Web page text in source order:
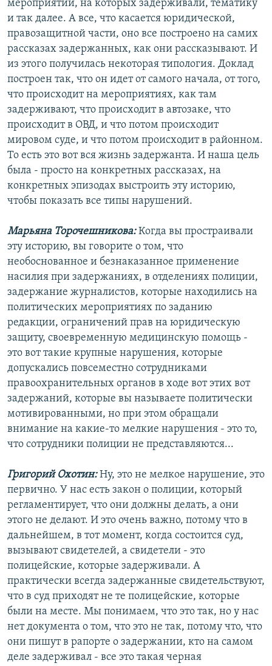
мероприятий, на которых задерживали, тематику
и так далее. А все, что касается юридической,
правозащитной части, оно все построено на самих
рассказах задержанных, как они рассказывают. И
из этого получилась некоторая типология. Доклад
построен так, что он идет от самого начала, от того,
что происходит на мероприятиях, как там
задерживают, что происходит в автозаке, что
происходит в ОВД, и что потом происходит
мировом суде, и что потом происходит в районном.
То есть это вот вся жизнь задержанта. И наша цель
была - просто на конкретных рассказах, на
конкретных эпизодах выстроить эту историю,
чтобы показать все типы нарушений.
Марьяна Торочешникова:Когда вы простраивали
эту историю, вы говорите о том, что
необоснованное и безнаказанное применение
насилия при задержаниях, в отделениях полиции,
задержание журналистов, которые находились на
политических мероприятиях по заданию
редакции, ограничений прав на юридическую
защиту, своевременную медицинскую помощь -
это вот такие крупные нарушения, которые
допускались повсеместно сотрудниками
правоохранительных органов в ходе вот этих вот
задержаний, которые вы называете политически
мотивированными, но при этом обращали
внимание на какие-то мелкие нарушения - это то,
что сотрудники полиции не представляются...
Григорий Охотин:Ну, это не мелкое нарушение, это
первично. У нас есть закон о полиции, который
регламентирует, что они должны делать, а они
этого не делают. И это очень важно, потому что в
дальнейшем, в тот момент, когда состоится суд,
вызывают свидетелей, а свидетели - это
полицейские, которые задерживали. А
практически всегда задержанные свидетельствуют,
что в суд приходят не те полицейские, которые
были на месте. Мы понимаем, что это так, но у нас
нет документа о том, что это не так, потому что, что
они пишут в рапорте о задержании, кто на самом
деле задерживал - все это такая черная